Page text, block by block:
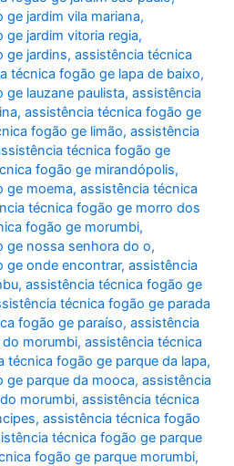
jardim vila mariana,
jardim vitoria regia,
ge jardins,assistência técnica
técnica fogão ge lapa de baixo,
lauzane paulista,assistência
,assistência técnica fogão ge
fogão ge limão,assistência
técnica fogão ge
fogão ge mirandópolis,
ge moema,assistência técnica
técnica fogão ge morro dos
fogão ge morumbi,
ge nossa senhora do o,
ge onde encontrar,assistência
,assistência técnica fogão ge
técnica fogão ge parada
fogão ge paraíso,assistência
morumbi,assistência técnica
técnica fogão ge parque da lapa,
ge parque da mooca,assistência
morumbi,assistência técnica
,assistência técnica fogão
técnica fogão ge parque
fogão ge parque morumbi,